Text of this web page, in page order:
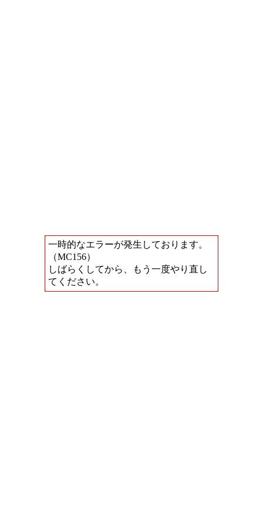
一時的なエラーが発生しております。
（MC156）
しばらくしてから、もう一度やり直し
てください。